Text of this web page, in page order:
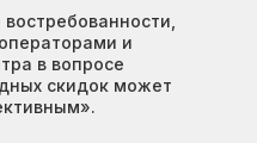
и
в вопросе
скидок может